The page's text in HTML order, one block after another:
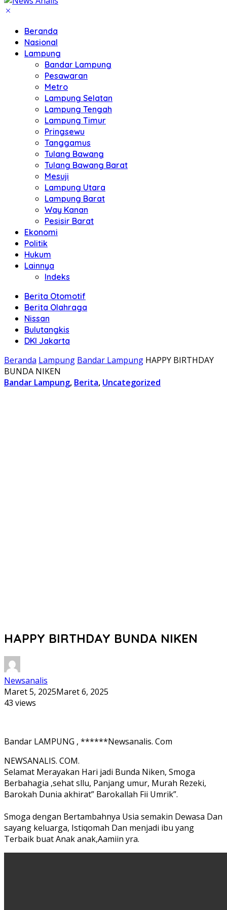
Beranda
Nasional
Lampung
Bandar Lampung
Pesawaran
Metro
Lampung Selatan
Lampung Tengah
Lampung Timur
Pringsewu
Tanggamus
Tulang Bawang
Tulang Bawang Barat
Mesuji
Lampung Utara
Lampung Barat
Way Kanan
Pesisir Barat
Ekonomi
Politik
Hukum
Lainnya
Indeks
Berita Otomotif
Berita Olahraga
Nissan
Bulutangkis
DKI Jakarta
Beranda Lampung Bandar Lampung HAPPY BIRTHDAY
BUNDA NIKEN
Bandar Lampung, Berita, Uncategorized
HAPPY BIRTHDAY BUNDA NIKEN
Newsanalis
Maret 5, 2025Maret 6, 2025
43 views
Bandar LAMPUNG , ******Newsanalis. Com
NEWSANALIS. COM.
Selamat Merayakan Hari jadi Bunda Niken, Smoga
Berbahagia ,sehat sllu, Panjang umur, Murah Rezeki,
Barokah Dunia akhirat” Barokallah Fii Umrik”.
Smoga dengan Bertambahnya Usia semakin Dewasa Dan
sayang keluarga, Istiqomah Dan menjadi ibu yang
Terbaik buat Anak anak,Aamiin yra.